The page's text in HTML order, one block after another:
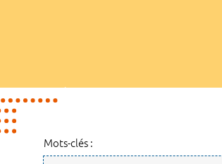
Mots-clés :